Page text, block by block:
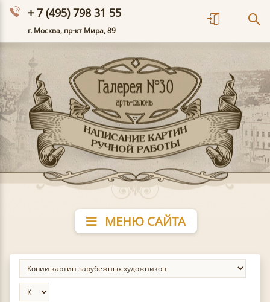
+ 7 (495) 798 31 55
г. Москва, пр-кт Мира, 89
МЕНЮ САЙТА